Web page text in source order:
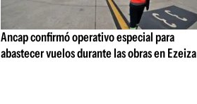
Ancap confirmó operativo especial para
abastecer vuelos durante las obras en Ezeiza